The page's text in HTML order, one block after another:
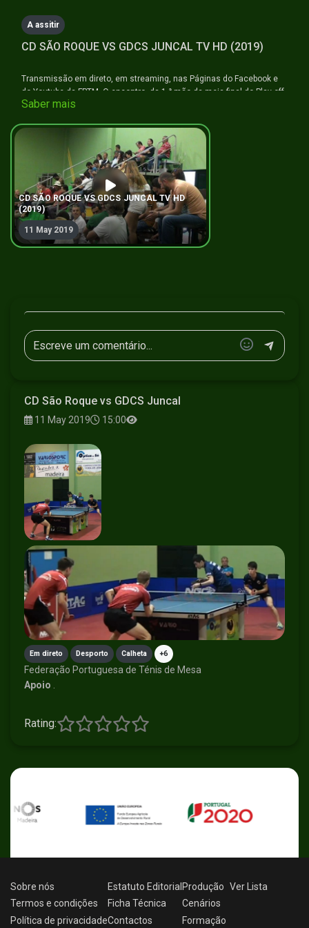
A assitir
CD SÃO ROQUE VS GDCS JUNCAL TV HD (2019)
Transmissão em direto, em streaming, nas Páginas do Facebook e
do Youtube da FPTM. O encontro, da 1.ª mão da meia-final do Play-off
do Campeonato Nacional masculino da 1.ª divisão
Saber mais
CD SÃO ROQUE VS GDCS JUNCAL TV HD
(2019)
11 May 2019
CD São Roque vs GDCS Juncal
11 May 2019 15:00
Em direto Desporto Calheta +6
Federação Portuguesa de Ténis de Mesa
Apoio .
Rating:
Sobre nós
Termos e condições
Política de privacidade
Estatuto Editorial
Ficha Técnica
Contactos
Produção
Cenários
Formação
Ver Lista